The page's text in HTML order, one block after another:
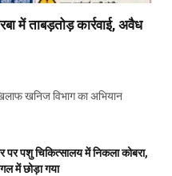
में ताबड़तोड़ कार्रवाई, अवैध
खनिज विभाग का अभियान
पर पशु चिकित्सालय में निकला कोबरा,
में छोड़ा गया